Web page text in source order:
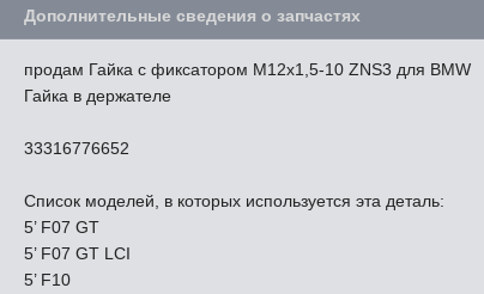
Дополнительные сведения о запчастях
продам Гайка с фиксатором M12x1,5-10 ZNS3 для BMW
Гайка в держателе
33316776652
Список моделей, в которых используется эта деталь:
5’ F07 GT
5’ F07 GT LCI
5’ F10